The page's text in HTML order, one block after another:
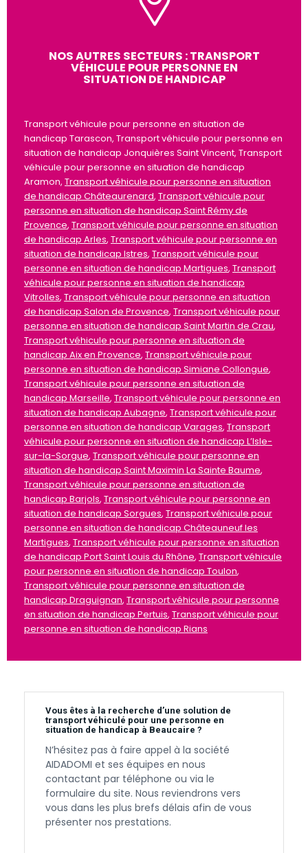
NOS AUTRES SECTEURS : TRANSPORT
VÉHICULE POUR PERSONNE EN
SITUATION DE HANDICAP
Transport véhicule pour personne en situation de
handicap Tarascon, Transport véhicule pour personne en
situation de handicap Jonquières Saint Vincent, Transport
véhicule pour personne en situation de handicap
Aramon, Transport véhicule pour personne en situation
de handicap Châteaurenard, Transport véhicule pour
personne en situation de handicap Saint Rémy de
Provence, Transport véhicule pour personne en situation
de handicap Arles, Transport véhicule pour personne en
situation de handicap Istres, Transport véhicule pour
personne en situation de handicap Martigues, Transport
véhicule pour personne en situation de handicap
Vitrolles, Transport véhicule pour personne en situation
de handicap Salon de Provence, Transport véhicule pour
personne en situation de handicap Saint Martin de Crau,
Transport véhicule pour personne en situation de
handicap Aix en Provence, Transport véhicule pour
personne en situation de handicap Simiane Collongue,
Transport véhicule pour personne en situation de
handicap Marseille, Transport véhicule pour personne en
situation de handicap Aubagne, Transport véhicule pour
personne en situation de handicap Varages, Transport
véhicule pour personne en situation de handicap L’Isle-
sur-la-Sorgue, Transport véhicule pour personne en
situation de handicap Saint Maximin La Sainte Baume,
Transport véhicule pour personne en situation de
handicap Barjols, Transport véhicule pour personne en
situation de handicap Sorgues, Transport véhicule pour
personne en situation de handicap Châteauneuf les
Martigues, Transport véhicule pour personne en situation
de handicap Port Saint Louis du Rhône, Transport véhicule
pour personne en situation de handicap Toulon,
Transport véhicule pour personne en situation de
handicap Draguignan, Transport véhicule pour personne
en situation de handicap Pertuis, Transport véhicule pour
personne en situation de handicap Rians
Vous êtes à la recherche d’une solution de
transport véhiculé pour une personne en
situation de handicap à Beaucaire ?
N’hésitez pas à faire appel à la société
AIDADOMI et ses équipes en nous
contactant par téléphone ou via le
formulaire du site. Nous reviendrons vers
vous dans les plus brefs délais afin de vous
présenter nos prestations.